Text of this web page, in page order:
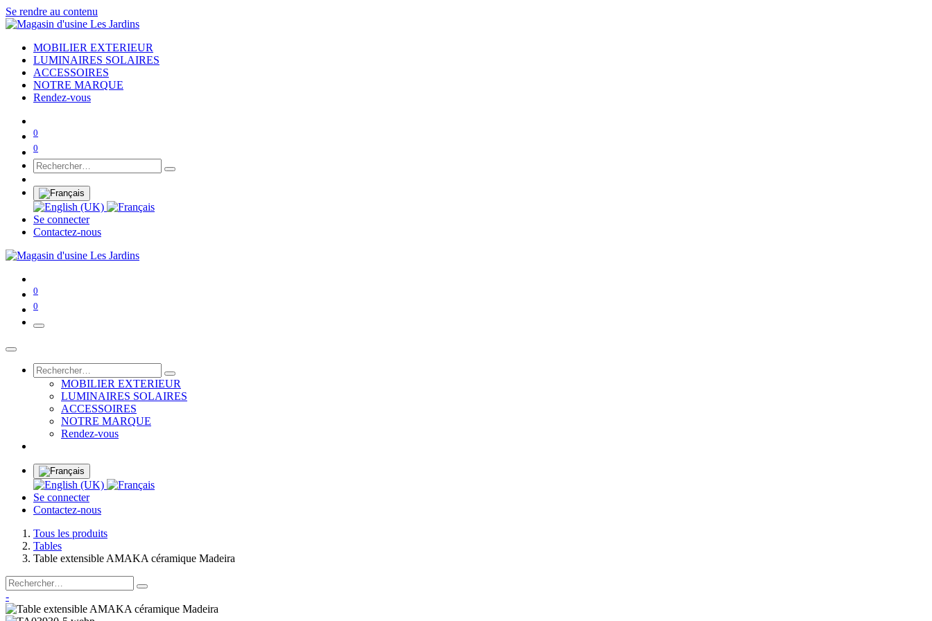
Se rendre au contenu
MOBILIER EXTERIEUR
LUMINAIRES SOLAIRES
ACCESSOIRES
NOTRE MARQUE
Rendez-vous
0
0
Se connecter
Contactez-nous
0
0
MOBILIER EXTERIEUR
LUMINAIRES SOLAIRES
ACCESSOIRES
NOTRE MARQUE
Rendez-vous
Se connecter
Contactez-nous
Tous les produits
Tables
Table extensible AMAKA céramique Madeira
-